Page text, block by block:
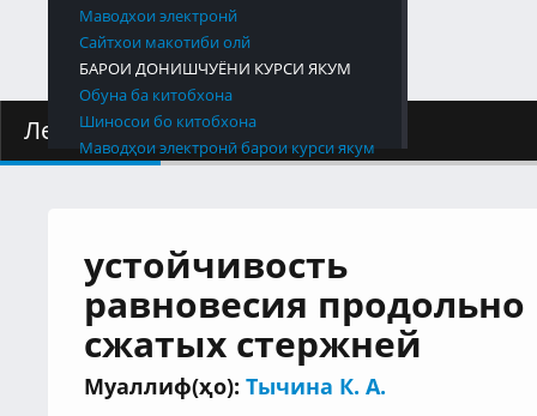
Маводхои электронй
Сайтхои макотиби олй
БАРОИ ДОНИШЧУЁНИ КУРСИ ЯКУМ
Обуна ба китобхона
Шиносои бо китобхона
Маводҳои электронӣ барои курси якум
Лексияҳо
устойчивость
равновесия продольно
сжатых стержней
Муаллиф(ҳо): Тычина К. А.